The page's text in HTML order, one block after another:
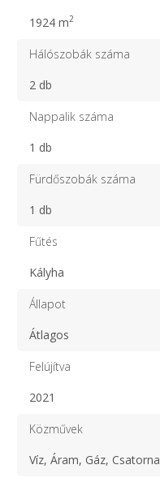
1924 m2
Hálószobák száma
2 db
Nappalik száma
1 db
Fürdőszobák száma
1 db
Fűtés
Kályha
Állapot
Átlagos
Felújítva
2021
Közművek
Víz, Áram, Gáz, Csatorna